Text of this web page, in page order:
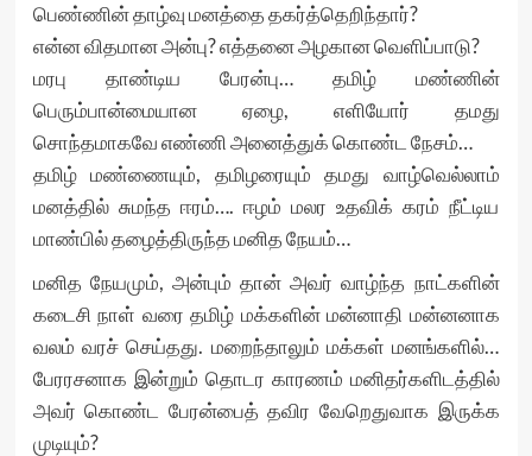
பெண்ணின் தாழ்வு மனத்தை தகர்த்தெறிந்தார்?
என்ன விதமான அன்பு? எத்தனை அழகான வெளிப்பாடு?
மரபு தாண்டிய பேரன்பு… தமிழ் மண்ணின்
பெரும்பான்மையான ஏழை, எளியோர் தமது
சொந்தமாகவே எண்ணி அனைத்துக் கொண்ட நேசம்…
தமிழ் மண்ணையும், தமிழரையும் தமது வாழ்வெல்லாம்
மனத்தில் சுமந்த ஈரம்…. ஈழம் மலர உதவிக் கரம் நீட்டிய
மாண்பில் தழைத்திருந்த மனித நேயம்…
மனித நேயமும், அன்பும் தான் அவர் வாழ்ந்த நாட்களின்
கடைசி நாள் வரை தமிழ் மக்களின் மன்னாதி மன்னனாக
வலம் வரச் செய்தது. மறைந்தாலும் மக்கள் மனங்களில்…
பேரரசனாக இன்றும் தொடர காரணம் மனிதர்களிடத்தில்
அவர் கொண்ட பேரன்பைத் தவிர வேறெதுவாக இருக்க
முடியும்?